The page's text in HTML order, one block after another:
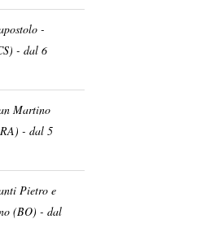
-
- dal 6
Martino
- dal 5
Pietro e
(BO) - dal